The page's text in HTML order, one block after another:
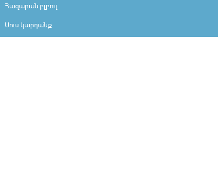
Հազարան բլբուլ
Սուս կարդանք